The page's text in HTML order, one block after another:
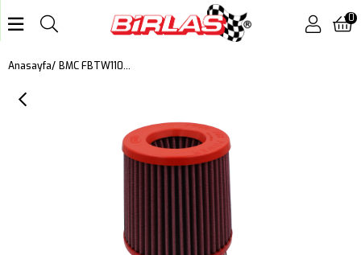
0
Anasayfa BMC FBTW110-140P PERFORMANS AÇIK HAVA FİLTRESİ